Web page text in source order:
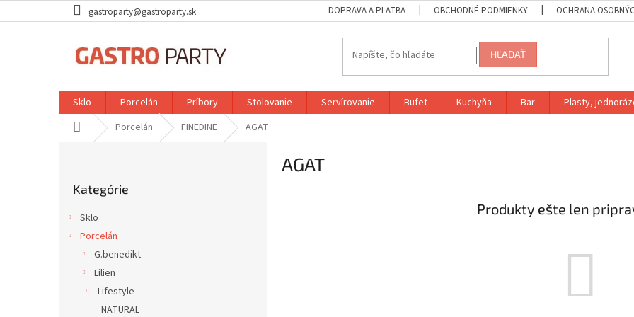
na
gastroparty@gastroparty.sk DOPRAVA A PLATBA OBCHODNÉ PODMIENKY OCHRANA
HĽADAŤ
Sklo Porcelán Príbory Stolovanie Servírovanie Bufet Kuchyňa Bar Plasty,
DomovPorcelán FINEDINE AGAT
kategórie
Kategórie
Sklo
Porcelán
G.benedikt
Lilien
Lifestyle
NATURAL
AGAT
Produkty ešte len